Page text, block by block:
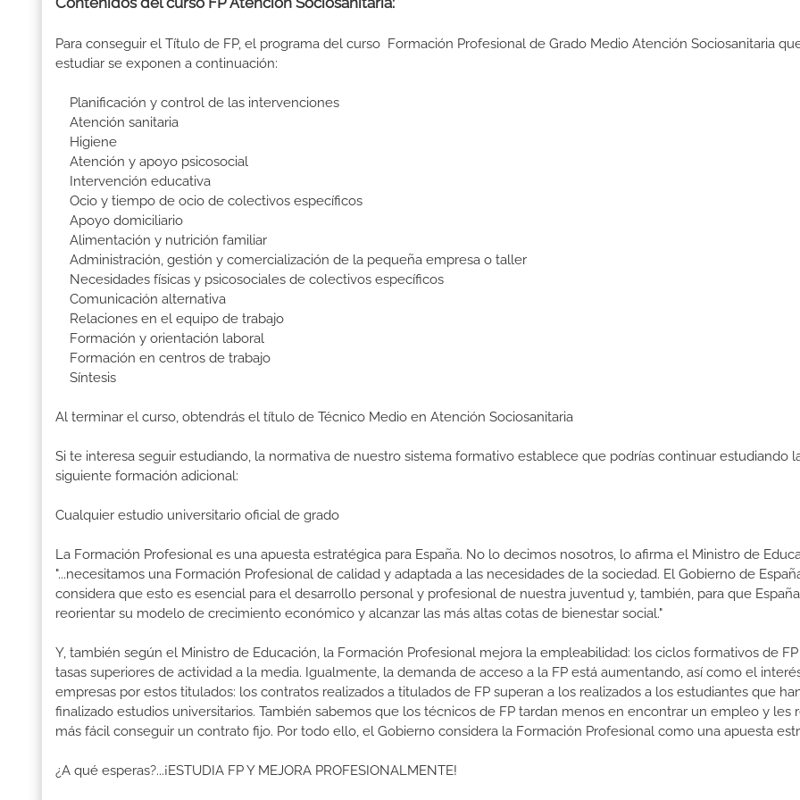
Para conseguir el Título de FP, el programa del curso Formación Profesional de Grado Medio Atención Sociosanitaria
estudiar se exponen a continuación:
Planificación y control de las intervenciones
Atención sanitaria
Higiene
Atención y apoyo psicosocial
Intervención educativa
Ocio y tiempo de ocio de colectivos específicos
Apoyo domiciliario
Alimentación y nutrición familiar
Administración, gestión y comercialización de la pequeña empresa o taller
Necesidades físicas y psicosociales de colectivos específicos
Comunicación alternativa
Relaciones en el equipo de trabajo
Formación y orientación laboral
Formación en centros de trabajo
Síntesis
Al terminar el curso, obtendrás el título de Técnico Medio en Atención Sociosanitaria
Si te interesa seguir estudiando, la normativa de nuestro sistema formativo establece que podrías continuar estudiando
siguiente formación adicional:
Cualquier estudio universitario oficial de grado
La Formación Profesional es una apuesta estratégica para España. No lo decimos nosotros, lo afirma el Ministro de
"...necesitamos una Formación Profesional de calidad y adaptada a las necesidades de la sociedad. El Gobierno de
considera que esto es esencial para el desarrollo personal y profesional de nuestra juventud y, también, para que
reorientar su modelo de crecimiento económico y alcanzar las más altas cotas de bienestar social."
Y, también según el Ministro de Educación, la Formación Profesional mejora la empleabilidad: los ciclos formativos de
tasas superiores de actividad a la media. Igualmente, la demanda de acceso a la FP está aumentando, así como el
empresas por estos titulados: los contratos realizados a titulados de FP superan a los realizados a los estudiantes que
finalizado estudios universitarios. También sabemos que los técnicos de FP tardan menos en encontrar un empleo y les
más fácil conseguir un contrato fijo. Por todo ello, el Gobierno considera la Formación Profesional como una apuesta
¿A qué esperas?...¡ESTUDIA FP Y MEJORA PROFESIONALMENTE!